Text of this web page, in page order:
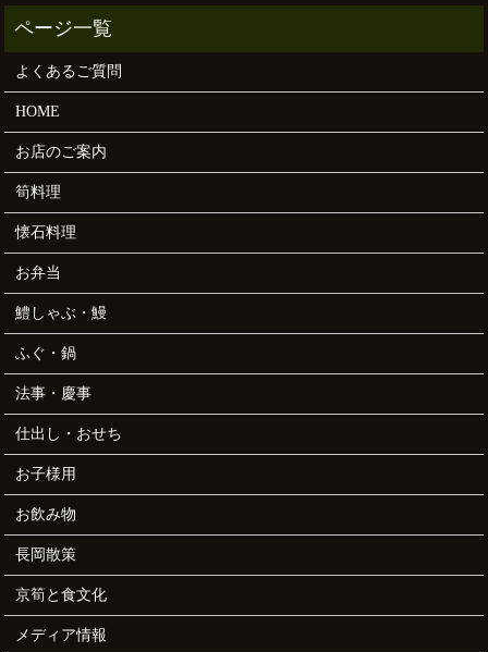
よくあるご質問
HOME
お店のご案内
筍料理
懐石料理
お弁当
鱧しゃぶ・鰻
ふぐ・鍋
法事・慶事
仕出し・おせち
お子様用
お飲み物
長岡散策
京筍と食文化
メディア情報